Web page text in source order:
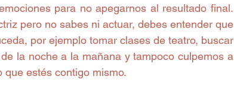
para no apegarnos al resultado final.
pero no sabes ni actuar, debes entender que
por ejemplo tomar clases de teatro, buscar
la noche a la mañana y tampoco culpemos a
estés contigo mismo.